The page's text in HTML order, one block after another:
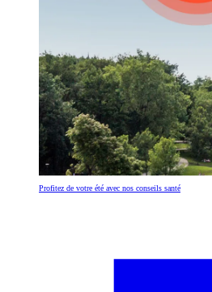
Profitez de votre été avec nos conseils santé